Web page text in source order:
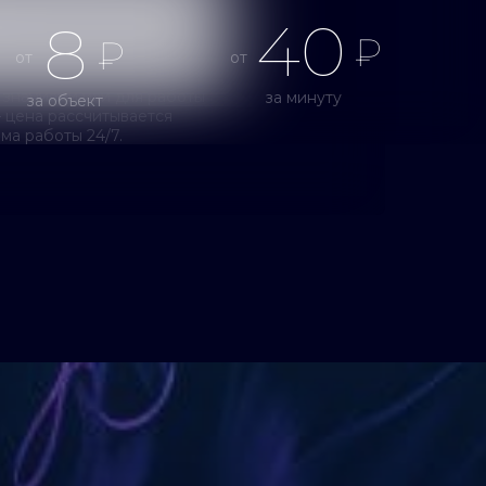
или для работы
рассчитывается
работы 24/7.
за объект
8
от ₽
за минуту
₽
40
от